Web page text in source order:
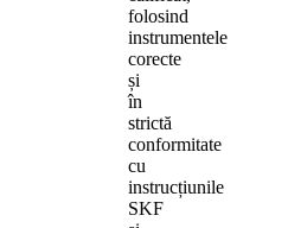
folosind
instrumentele
corecte
și
în
strictă
conformitate
cu
instrucțiunile
SKF